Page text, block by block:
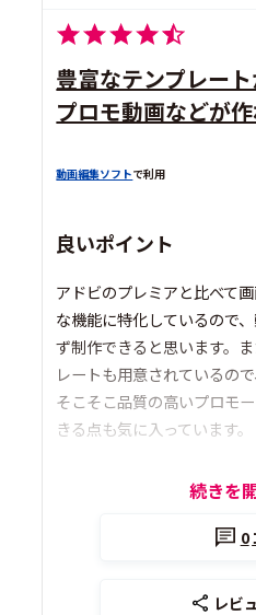
豊富なテンプレー
プロモ動画などが
動画編集ソフトで利用
良いポイント
アドビのプレミアと比べて
な機能に特化しているので
ず制作できると思います。
レートも用意されているの
そこそこ品質の高いプロモ
きる点も気に入っています。
続きを
0
レビ